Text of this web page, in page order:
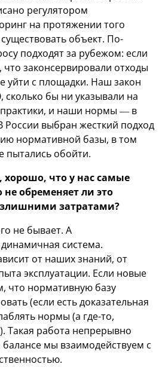
регулятором
на протяжении того
объект. По-
подходят за рубежом: если
что законсервировали отходы
уйти с площадки. Наш закон
бы ни указывали на
и наши нормы — в
России выбран жесткий подход
нормативной базы, в том
пытались обойти.
что у нас самые
обременяет ли это
затратами?
не бывает. А
система.
от наших знаний, от
эксплуатации. Если новые
что нормативную базу
(если есть доказательная
нормы (а где-то,
Такая работа непрерывно
мы взаимодействуем с